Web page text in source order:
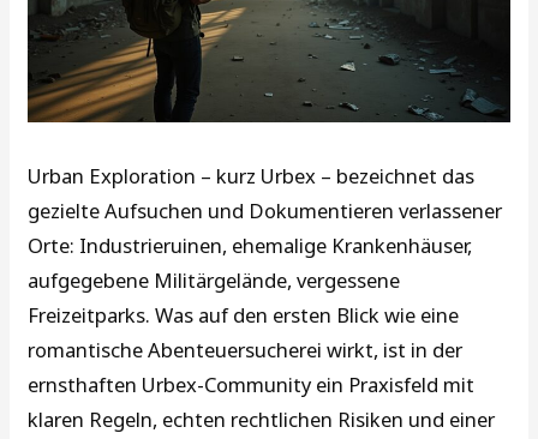
Urban Exploration – kurz Urbex – bezeichnet das
gezielte Aufsuchen und Dokumentieren verlassener
Orte: Industrieruinen, ehemalige Krankenhäuser,
aufgegebene Militärgelände, vergessene
Freizeitparks. Was auf den ersten Blick wie eine
romantische Abenteuersucherei wirkt, ist in der
ernsthaften Urbex-Community ein Praxisfeld mit
klaren Regeln, echten rechtlichen Risiken und einer